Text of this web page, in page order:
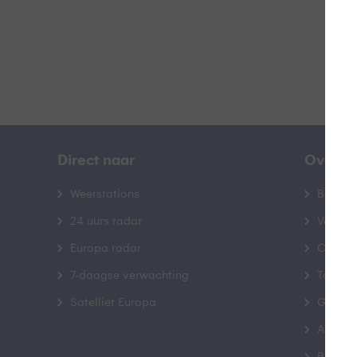
Direct naar
Weerstations
24 uurs radar
Europa radar
7-daagse verwachting
Satelliet Europa
Over
Contact